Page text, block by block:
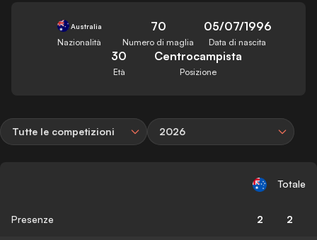
Australia
Nazionalità
70
Numero di maglia
05/07/1996
Data di nascita
30
Età
Centrocampista
Posizione
Tutte le competizioni 2026
Totale
Presenze 2 2